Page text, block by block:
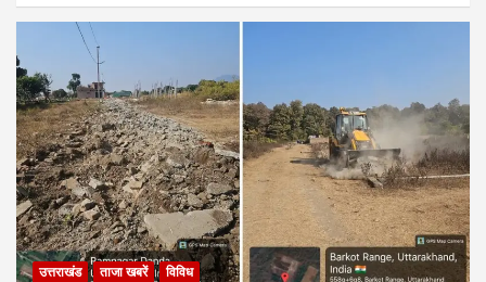
उत्तराखंड ताजा खबरें विविध